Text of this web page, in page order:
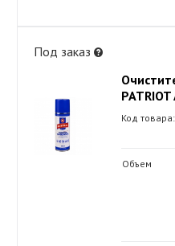
Под заказ
PATRIOT
Код
Объем